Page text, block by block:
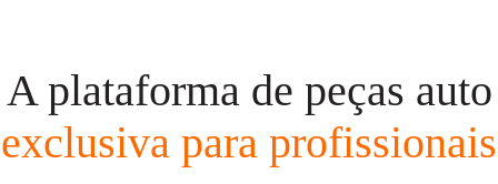
A plataforma de peças auto
exclusiva para profissionais